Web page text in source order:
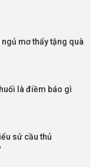
mơ thấy tặng quà
là điềm báo gì
sử cầu thủ